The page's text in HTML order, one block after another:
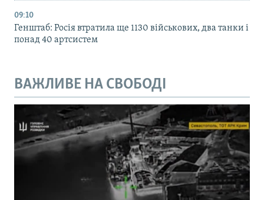
09:10
Генштаб: Росія втратила ще 1130 військових, два танки і
понад 40 артсистем
ВАЖЛИВЕ НА СВОБОДІ